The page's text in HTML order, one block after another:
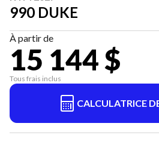
990 DUKE
À partir de
15 144 $
Tous frais inclus
CALCULATRICE